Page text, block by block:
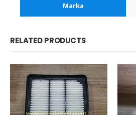
Marka
RELATED PRODUCTS